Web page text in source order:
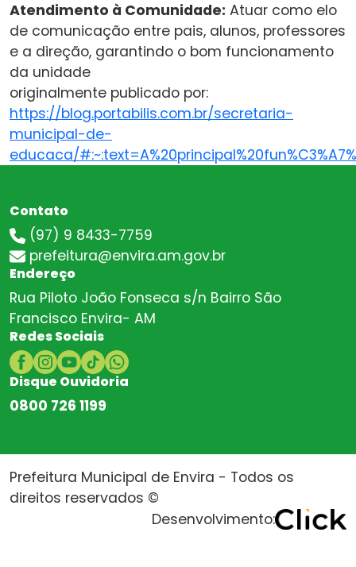
Atendimento à Comunidade: Atuar como elo
de comunicação entre pais, alunos, professores
e a direção, garantindo o bom funcionamento
da unidade
originalmente publicado por:
https://blog.portabilis.com.br/secretaria-
municipal-de-
educaca/
Contato
(97) 9 8433-7759
prefeitura@envira.am.gov.br
Endereço
Rua Piloto João Fonseca s/n Bairro São
Francisco Envira- AM
Redes Sociais
Disque Ouvidoria
0800 726 1199
Prefeitura Municipal de Envira - Todos os
direitos reservados ©
Desenvolvimento: